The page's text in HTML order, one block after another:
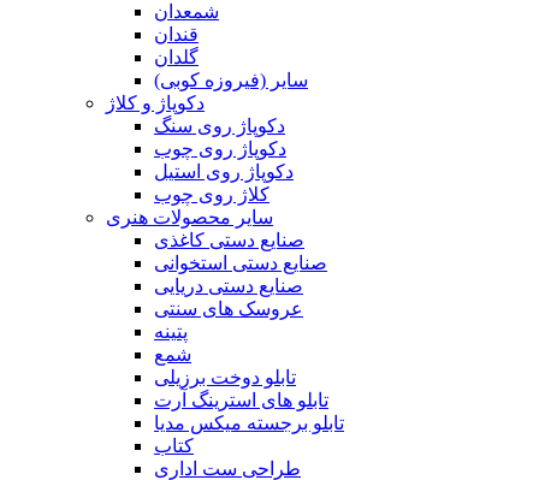
شمعدان
قندان
گلدان
سایر (فیروزه کوبی)
دکوپاژ و کلاژ
دکوپاژ روی سنگ
دکوپاژ روی چوب
دکوپاژ روی استیل
کلاژ روی چوب
سایر محصولات هنری
صنایع دستی کاغذی
صنایع دستی استخوانی
صنایع دستی دریایی
عروسک های سنتی
پتینه
شمع
تابلو دوخت برزیلی
تابلو های استرینگ آرت
تابلو برجسته میکس مدیا
کتاب
طراحی ست اداری